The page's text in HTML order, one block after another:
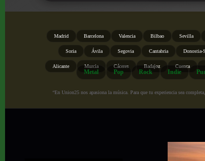
Madrid Barcelona Valencia Bilbao Sevilla
Soria Ávila Segovia Cantabria Donostia-
Alicante Murcia Cáceres Badajoz Cuenca
Metal Pop Rock Indie
“En Union25 nos apasiona la música. Para que tu experiencia sea